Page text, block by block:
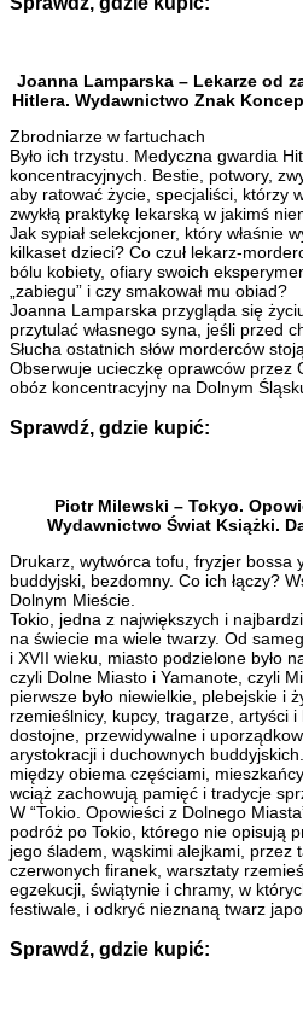
Joanna Lamparska – Lekarze od
Hitlera. Wydawnictwo Znak
Zbrodniarze w fartuchach
Było ich trzystu. Medyczna gwardia
koncentracyjnych. Bestie, potwory,
aby ratować życie, specjaliści, którzy
zwykłą praktykę lekarską w jakimś
Jak sypiał selekcjoner, który właśnie
kilkaset dzieci? Co czuł lekarz-
bólu kobiety, ofiary swoich
„zabiegu” i czy smakował mu obiad?
Joanna Lamparska przygląda się
przytulać własnego syna, jeśli przed
Słucha ostatnich słów morderców
Obserwuje ucieczkę oprawców przez
obóz koncentracyjny na Dolnym
Sprawdź, gdzie kupić:
Piotr Milewski – Tokyo.
Wydawnictwo Świat Książki.
Drukarz, wytwórca tofu, fryzjer bossa
buddyjski, bezdomny. Co ich łączy?
Dolnym Mieście.
Tokio, jedna z największych i
na świecie ma wiele twarzy. Od
i XVII wieku, miasto podzielone było
czyli Dolne Miasto i Yamanote, czyli
pierwsze było niewielkie, plebejskie i
rzemieślnicy, kupcy, tragarze, artyści
dostojne, przewidywalne i
arystokracji i duchownych
między obiema częściami,
wciąż zachowują pamięć i tradycje
W “Tokio. Opowieści z Dolnego
podróż po Tokio, którego nie opisują
jego śladem, wąskimi alejkami, przez
czerwonych firanek, warsztaty
egzekucji, świątynie i chramy, w
festiwale, i odkryć nieznaną twarz
Sprawdź, gdzie kupić: